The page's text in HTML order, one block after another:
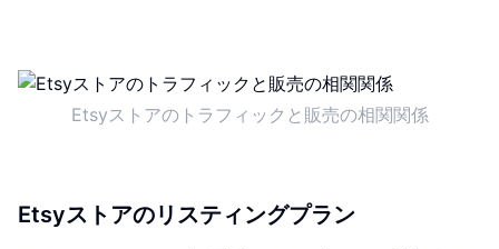
Etsyストアのトラフィックと販売の相関関係
Etsyストアのリスティングプラン